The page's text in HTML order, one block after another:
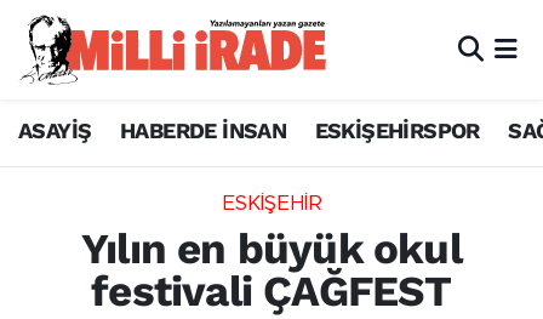
ASAYİŞ HABERDE İNSAN ESKİŞEHİRSPOR
ESKİŞEHİR
Yılın en büyük okul
festivali ÇAĞFEST